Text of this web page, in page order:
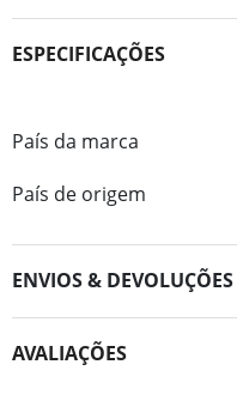
ESPECIFICAÇÕES
País da marca
País de origem
ENVIOS & DEVOLUÇÕES
AVALIAÇÕES